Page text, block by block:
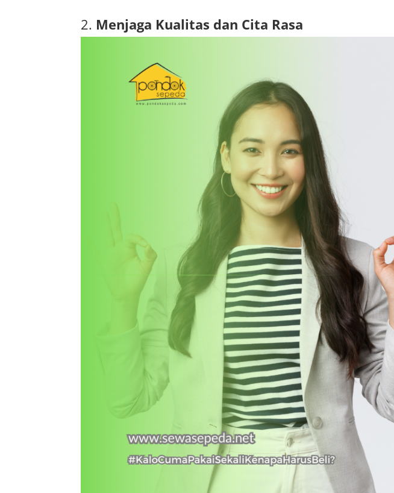
2. Menjaga Kualitas dan Cita Rasa